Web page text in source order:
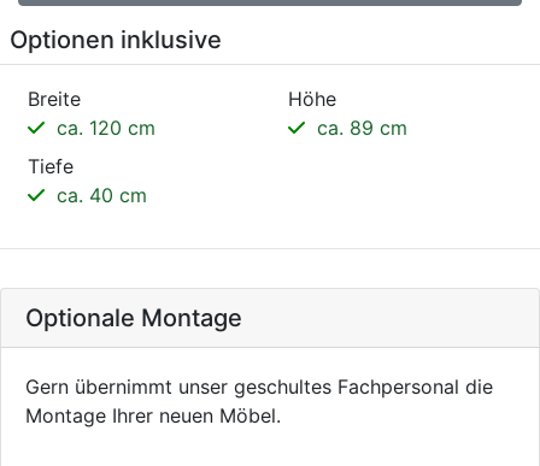
Optionen inklusive
Breite
ca. 120 cm
Höhe
ca. 89 cm
Tiefe
ca. 40 cm
Optionale Montage
Gern übernimmt unser geschultes Fachpersonal die
Montage Ihrer neuen Möbel.